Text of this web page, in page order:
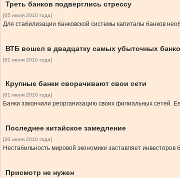
Треть банков подверглись стрессу
[05 июля 2010 года]
Для стабилизации банковской системы капиталы банков
ВТБ вошел в двадцатку самых убыточных
[01 июля 2010 года]
Крупные банки сворачивают свои сети
[01 июля 2010 года]
Банки закончили реорганизацию своих филиальных сетей.
Последнее китайское замедление
[30 июня 2010 года]
Нестабильность мировой экономики заставляет
Присмотр не нужен